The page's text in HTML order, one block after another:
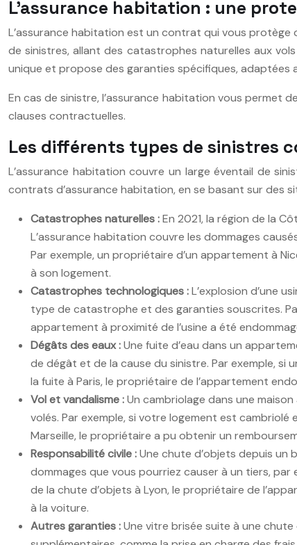
L’assurance habitation : une
L’assurance habitation est un contrat qui vous
de sinistres, allant des catastrophes naturelles aux
unique et propose des garanties spécifiques, adaptées
En cas de sinistre, l’assurance habitation vous permet
clauses contractuelles.
Les différents types de sinistres
L’assurance habitation couvre un large éventail de
contrats d’assurance habitation, en se basant sur des
Catastrophes naturelles :En 2021, la région de la
L’assurance habitation couvre les dommages
Par exemple, un propriétaire d’un appartement à
à son logement.
Catastrophes technologiques :L’explosion d’une
type de catastrophe et des garanties souscrites.
appartement à proximité de l’usine a été
Dégâts des eaux :Une fuite d’eau dans un
de dégât et de la cause du sinistre. Par exemple, si
la fuite à Paris, le propriétaire de l’appartement
Vol et vandalisme :Un cambriolage dans une
volés. Par exemple, si votre logement est
Marseille, le propriétaire a pu obtenir un
Responsabilité civile :Une chute d’objets depuis un
dommages que vous pourriez causer à un tiers,
de la chute d’objets à Lyon, le propriétaire de
à la voiture.
Autres garanties :Une vitre brisée suite à une